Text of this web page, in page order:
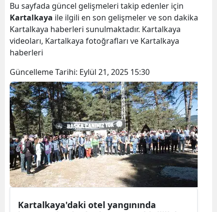
Aydın
Bilecik
Bingöl
Bitlis
Bolu
Burdur
Bursa
Bu sayfada güncel gelişmeleri takip edenler için
Kartalkaya ile ilgili en son gelişmeler ve son dakika
Kartalkaya haberleri sunulmaktadır. Kartalkaya
videoları, Kartalkaya fotoğrafları ve Kartalkaya
haberleri
Güncelleme Tarihi: Eylül 21, 2025 15:30
Kartalkaya'daki otel yangınında